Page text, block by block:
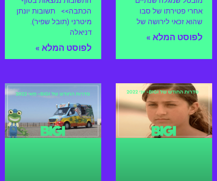
אחרי פטירתו של סבו
שהוא זכאי לירושה של
לפוסט המלא »
הכתבה>> תשובות יונתן
מיטרני (תובל שפיר).
דניאלה
לפוסט המלא »